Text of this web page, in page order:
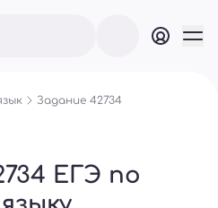
Задание 42734
ЕГЭ по